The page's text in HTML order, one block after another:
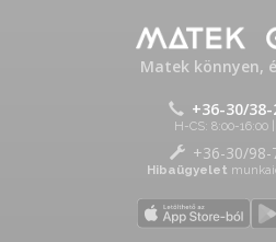
Matek könnyen,
+36-30/
H-CS: 8:00-16:00
+36-30/98-
Hibaügyelet